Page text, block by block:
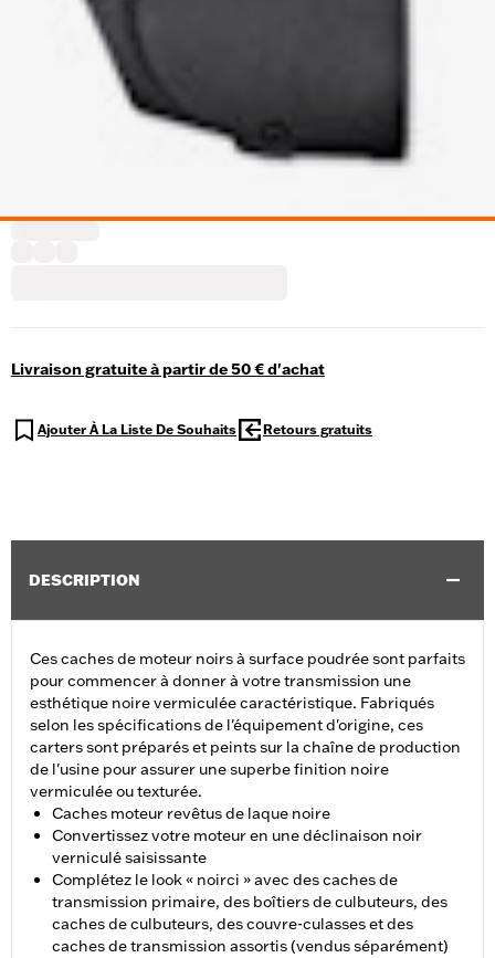
Livraison gratuite à partir de 50 € d'achat
Ajouter À La Liste De Souhaits Retours gratuits
DESCRIPTION
Ces caches de moteur noirs à surface poudrée sont parfaits
pour commencer à donner à votre transmission une
esthétique noire vermiculée caractéristique. Fabriqués
selon les spécifications de l'équipement d'origine, ces
carters sont préparés et peints sur la chaîne de production
de l'usine pour assurer une superbe finition noire
vermiculée ou texturée.
Caches moteur revêtus de laque noire
Convertissez votre moteur en une déclinaison noir
verniculé saisissante
Complétez le look « noirci » avec des caches de
transmission primaire, des boîtiers de culbuteurs, des
caches de culbuteurs, des couvre-culasses et des
caches de transmission assortis (vendus séparément)